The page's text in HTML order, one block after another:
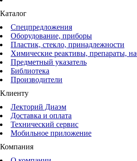
Каталог
Спецпредложения
Оборудование, приборы
Пластик, стекло, принадлежности
Химические реактивы, препараты,
Предметный указатель
Библиотека
Производители
Клиенту
Лекторий Диаэм
Доставка и оплата
Технический сервис
Мобильное приложение
Компания